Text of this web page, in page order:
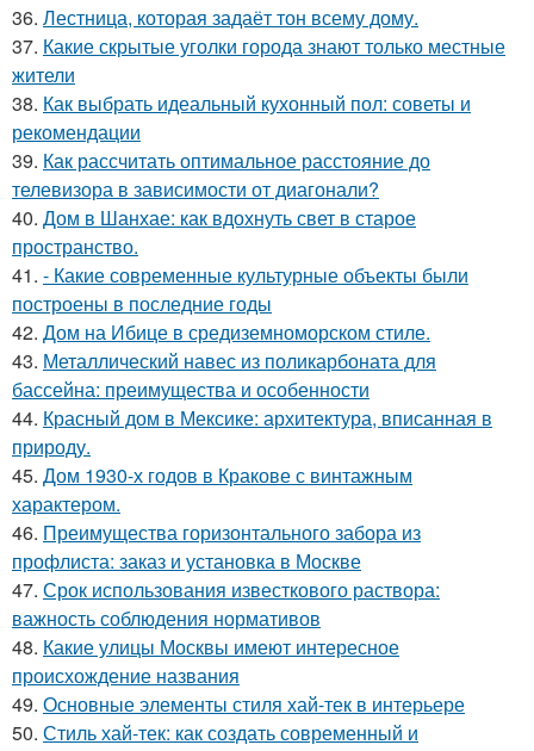
36. Лестница, которая задаёт тон всему дому.
37. Какие скрытые уголки города знают только местные
жители
38. Как выбрать идеальный кухонный пол: советы и
рекомендации
39. Как рассчитать оптимальное расстояние до
телевизора в зависимости от диагонали?
40. Дом в Шанхае: как вдохнуть свет в старое
пространство.
41. - Какие современные культурные объекты были
построены в последние годы
42. Дом на Ибице в средиземноморском стиле.
43. Металлический навес из поликарбоната для
бассейна: преимущества и особенности
44. Красный дом в Мексике: архитектура, вписанная в
природу.
45. Дом 1930-х годов в Кракове с винтажным
характером.
46. Преимущества горизонтального забора из
профлиста: заказ и установка в Москве
47. Срок использования известкового раствора:
важность соблюдения нормативов
48. Какие улицы Москвы имеют интересное
происхождение названия
49. Основные элементы стиля хай-тек в интерьере
50. Стиль хай-тек: как создать современный и